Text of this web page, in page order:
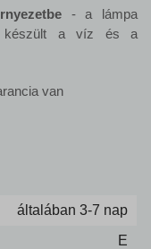
- a lámpa
készült a víz és a
van
általában 3-7 nap
E